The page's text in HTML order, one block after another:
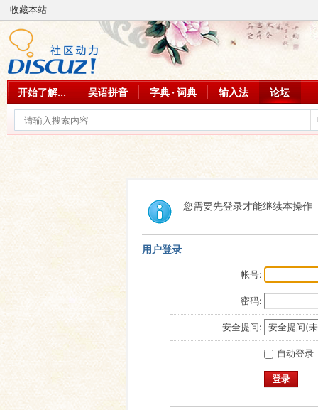
收藏本站
开始了解... 吴语拼音 字典 · 词典 输入法 论坛
您需要先登录才能继续本操作
用户登录
帐号:
密码:
安全提问:
自动登录
登录